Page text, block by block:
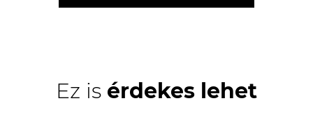
Ez is érdekes lehet